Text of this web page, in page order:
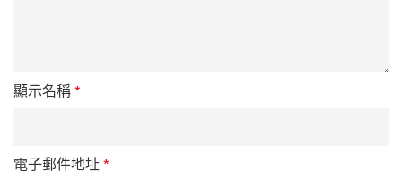
顯示名稱*
電子郵件地址*